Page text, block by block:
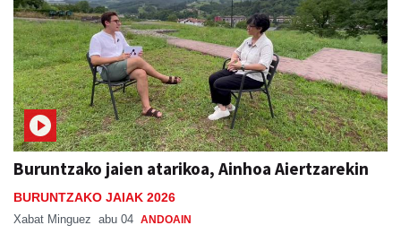
Buruntzako jaien atarikoa, Ainhoa Aiertzarekin
BURUNTZAKO JAIAK 2026
Xabat Minguez abu 04 ANDOAIN